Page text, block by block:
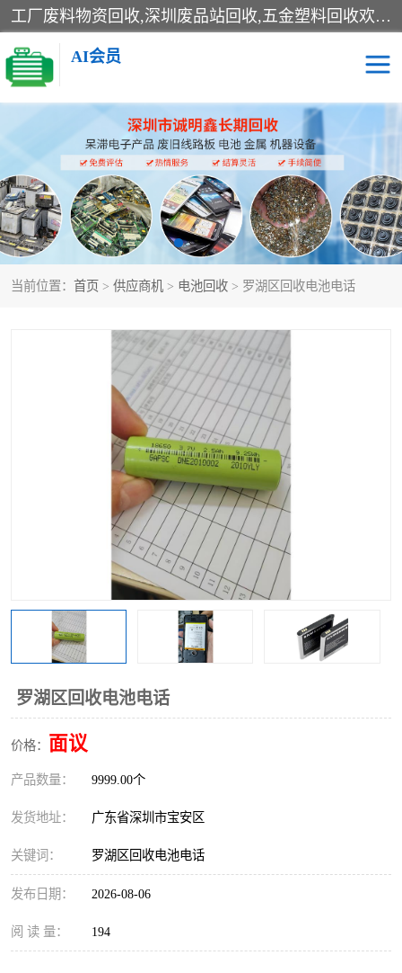
工厂废料物资回收,深圳废品站回收,五金塑料回收欢迎有金属、塑料、电子、电线、废旧设备、废铜、锡渣、线路板、镀银废料、废IC、电子零件、电子脚，等其他废旧物资的单位及个人联系洽谈。对提供息者我们可以提供优厚的业务提成（佣金）。
AI会员
当前位置： 首页 > 供应商机 > 电池回收 > 罗湖区回收电池电话
罗湖区回收电池电话
价格： 面议
产品数量： 9999.00个
发货地址： 广东省深圳市宝安区
关键词： 罗湖区回收电池电话
发布日期： 2026-08-06
阅 读 量： 194
线路板回收 电子回收
电子产品回收 电池回收
金属回收 机器设备回收